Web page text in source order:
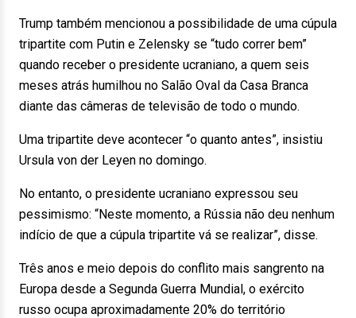
Trump também mencionou a possibilidade de uma cúpula
tripartite com Putin e Zelensky se “tudo correr bem”
quando receber o presidente ucraniano, a quem seis
meses atrás humilhou no Salão Oval da Casa Branca
diante das câmeras de televisão de todo o mundo.
Uma tripartite deve acontecer “o quanto antes”, insistiu
Ursula von der Leyen no domingo.
No entanto, o presidente ucraniano expressou seu
pessimismo: “Neste momento, a Rússia não deu nenhum
indício de que a cúpula tripartite vá se realizar”, disse.
Três anos e meio depois do conflito mais sangrento na
Europa desde a Segunda Guerra Mundial, o exército
russo ocupa aproximadamente 20% do território